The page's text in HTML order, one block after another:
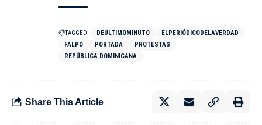
TAGGED: DEULTIMOMINUTO
ELPERIÓDICODELAVERDAD
FALPO
PORTADA
PROTESTAS
REPÚBLICA DOMINICANA
Share This Article